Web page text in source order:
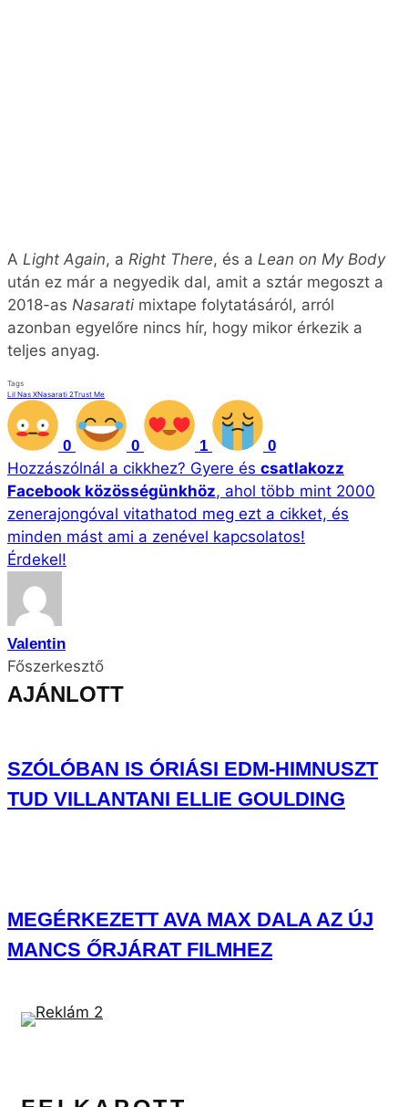
A Light Again, a Right There, és a Lean on My Body
után ez már a negyedik dal, amit a sztár megoszt a
2018-as Nasarati mixtape folytatásáról, arról
azonban egyelőre nincs hír, hogy mikor érkezik a
teljes anyag.
Tags
Lil Nas XNasarati 2Trust Me
0 0 1 0
Hozzászólnál a cikkhez? Gyere és csatlakozz
Facebook közösségünkhöz, ahol több mint 2000
zenerajongóval vitathatod meg ezt a cikket, és
minden mást ami a zenével kapcsolatos!
Érdekel!
Valentin
Főszerkesztő
AJÁNLOTT
SZÓLÓBAN IS ÓRIÁSI EDM-HIMNUSZT
TUD VILLANTANI ELLIE GOULDING
MEGÉRKEZETT AVA MAX DALA AZ ÚJ
MANCS ŐRJÁRAT FILMHEZ